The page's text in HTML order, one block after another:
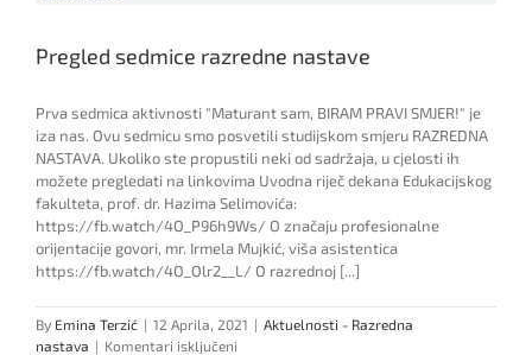
Pregled sedmice razredne nastave
Prva sedmica aktivnosti "Maturant sam, BIRAM PRAVI SMJER!" je
iza nas. Ovu sedmicu smo posvetili studijskom smjeru RAZREDNA
NASTAVA. Ukoliko ste propustili neki od sadržaja, u cjelosti ih
možete pregledati na linkovima Uvodna riječ dekana Edukacijskog
fakulteta, prof. dr. Hazima Selimovića:
https://fb.watch/4O_P96h9Ws/ O značaju profesionalne
orijentacije govori, mr. Irmela Mujkić, viša asistentica
https://fb.watch/4O_Olr2__L/ O razrednoj [...]
By Emina Terzić | 12 Aprila, 2021 | Aktuelnosti - Razredna
nastava | Komentari isključeni